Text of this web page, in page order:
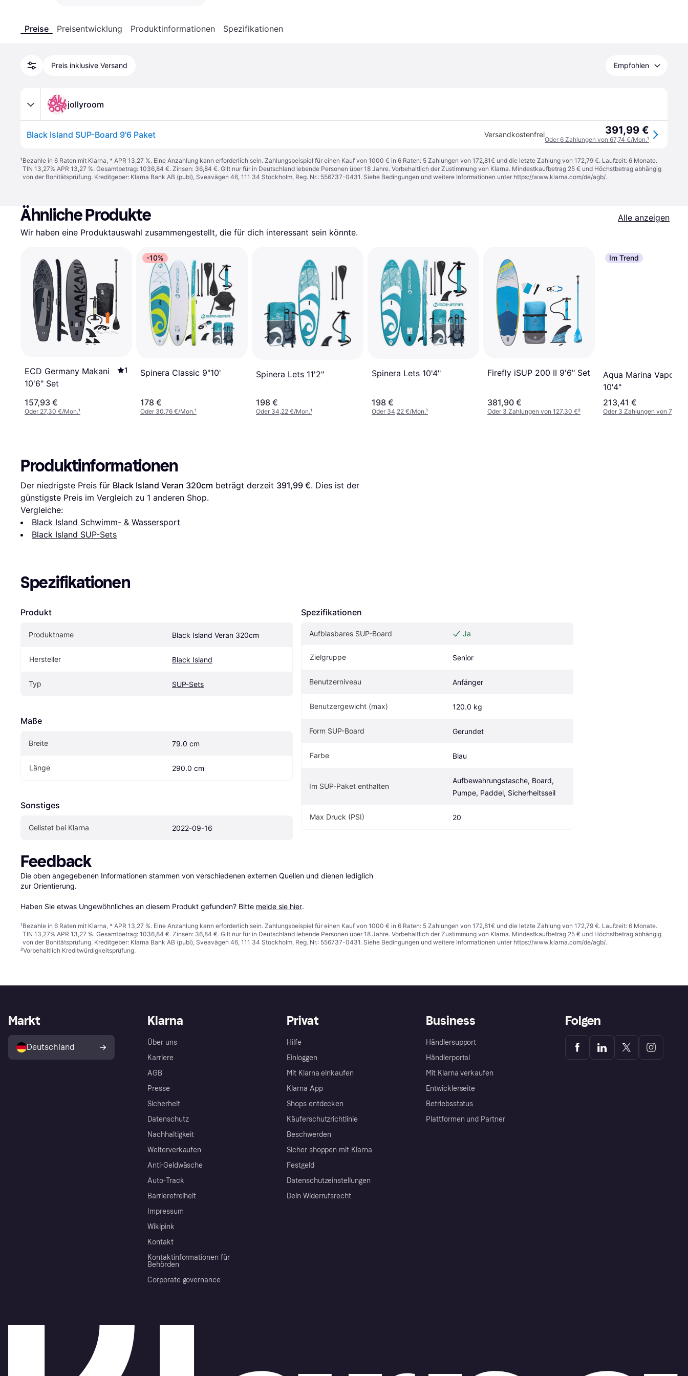
Preise Preisentwicklung Produktinformationen Spezifikationen
Preis inklusive Versand Empfohlen
jollyroom
Black Island SUP-Board 9'6 Paket Versandkostenfrei 391,99 €
Oder 6 Zahlungen von 67,74 €/Mon.¹
¹Bezahle in 6 Raten mit Klarna, * APR 13,27 %. Eine Anzahlung kann erforderlich sein. Zahlungsbeispiel für einen Kauf von 1000 € in 6 Raten: 5 Zahlungen von 172,81€ und die letzte Zahlung von 172,79 €. Laufzeit: 6 Monate.
TIN 13,27% APR 13,27 %. Gesamtbetrag: 1036,84 €. Zinsen: 36,84 €. Gilt nur für in Deutschland lebende Personen über 18 Jahre. Vorbehaltlich der Zustimmung von Klarna. Mindestkaufbetrag 25 € und Höchstbetrag abhängig
von der Bonitätsprüfung. Kreditgeber: Klarna Bank AB (publ), Sveavägen 46, 111 34 Stockholm, Reg. Nr.: 556737-0431. Siehe Bedingungen und weitere Informationen unter https://www.klarna.com/de/agb/.
Ähnliche Produkte
Alle anzeigen
Wir haben eine Produktauswahl zusammengestellt, die für dich interessant sein könnte.
ECD Germany Makani
10'6" Set
1
157,93 €
Oder 27,30 €/Mon.¹
-10%
Spinera Classic 9"10'
178 €
Oder 30,76 €/Mon.¹
Spinera Lets 11'2"
198 €
Oder 34,22 €/Mon.¹
Spinera Lets 10'4"
198 €
Oder 34,22 €/Mon.¹
Firefly iSUP 200 II 9'6" Set
381,90 €
Oder 3 Zahlungen von 127,30 €²
Im Trend
Aqua Marina Vapor
10'4"
213,41 €
Oder 3 Zahlungen von 71,13 €
Produktinformationen
Der niedrigste Preis für Black Island Veran 320cm beträgt derzeit 391,99 €. Dies ist der
günstigste Preis im Vergleich zu 1 anderen Shop.
Vergleiche:
Black Island Schwimm- & Wassersport
Black Island SUP-Sets
Spezifikationen
Produkt
Produktname Black Island Veran 320cm
Hersteller Black Island
Typ SUP-Sets
Maße
Breite 79.0 cm
Länge 290.0 cm
Sonstiges
Gelistet bei Klarna 2022-09-16
Spezifikationen
Aufblasbares SUP-Board Ja
Zielgruppe Senior
Benutzerniveau Anfänger
Benutzergewicht (max) 120.0 kg
Form SUP-Board Gerundet
Farbe Blau
Im SUP-Paket enthalten
Aufbewahrungstasche, Board,
Pumpe, Paddel, Sicherheitsseil
Max Druck (PSI) 20
Feedback
Die oben angegebenen Informationen stammen von verschiedenen externen Quellen und dienen lediglich
zur Orientierung.
Haben Sie etwas Ungewöhnliches an diesem Produkt gefunden? Bitte melde sie hier.
¹Bezahle in 6 Raten mit Klarna, * APR 13,27 %. Eine Anzahlung kann erforderlich sein. Zahlungsbeispiel für einen Kauf von 1000 € in 6 Raten: 5 Zahlungen von 172,81€ und die letzte Zahlung von 172,79 €. Laufzeit: 6 Monate.
TIN 13,27% APR 13,27 %. Gesamtbetrag: 1036,84 €. Zinsen: 36,84 €. Gilt nur für in Deutschland lebende Personen über 18 Jahre. Vorbehaltlich der Zustimmung von Klarna. Mindestkaufbetrag 25 € und Höchstbetrag abhängig
von der Bonitätsprüfung. Kreditgeber: Klarna Bank AB (publ), Sveavägen 46, 111 34 Stockholm, Reg. Nr.: 556737-0431. Siehe Bedingungen und weitere Informationen unter https://www.klarna.com/de/agb/.
²Vorbehaltlich Kreditwürdigkeitsprüfung.
Klarna
Über uns
Karriere
AGB
Presse
Sicherheit
Datenschutz
Nachhaltigkeit
Weiterverkaufen
Anti-Geldwäsche
Auto-Track
Barrierefreiheit
Impressum
Wikipink
Kontakt
Kontaktinformationen für
Behörden
Corporate governance
Privat
Hilfe
Einloggen
Mit Klarna einkaufen
Klarna App
Shops entdecken
Käuferschutzrichtlinie
Beschwerden
Sicher shoppen mit Klarna
Festgeld
Datenschutzeinstellungen
Dein Widerrufsrecht
Business
Händlersupport
Händlerportal
Mit Klarna verkaufen
Entwicklerseite
Betriebsstatus
Plattformen und Partner
Markt
Deutschland
Folgen